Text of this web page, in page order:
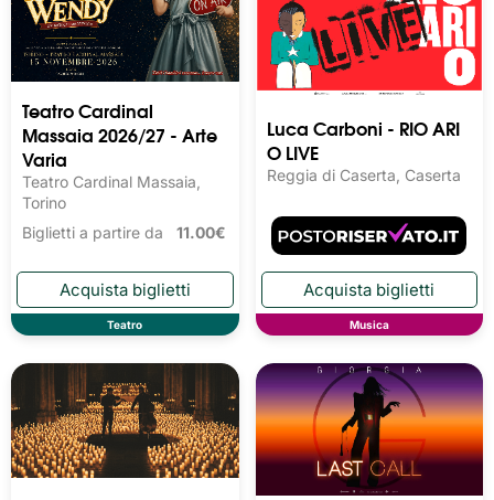
Teatro Cardinal
Massaia 2026/27 - Arte
Varia
Teatro Cardinal Massaia,
Torino
Biglietti a partire da 11.00€
Teatro
Luca Carboni - RIO ARI
O LIVE
Reggia di Caserta, Caserta
Musica